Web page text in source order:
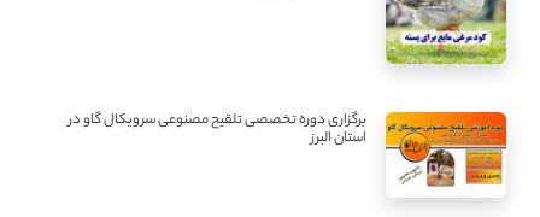
برگزاری دوره تخصصی تلقیح مصنوعی سرویکال گاو در
استان البرز